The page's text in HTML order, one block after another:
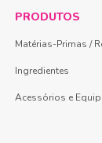
PRODUTOS
Matérias-Primas /
Ingredientes
Acessórios e